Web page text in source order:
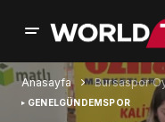
Anasayfa Bursaspor
GENELGÜNDEMSPOR